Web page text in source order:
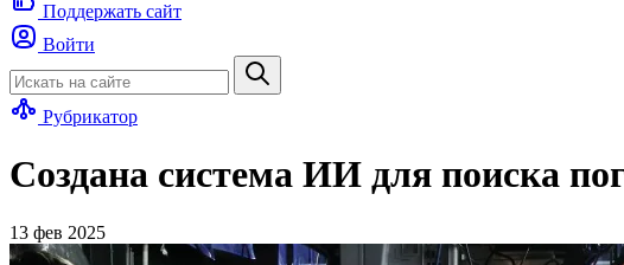
Поддержать сайт
Войти
Рубрикатор
Создана система ИИ для поиска
13 фев 2025